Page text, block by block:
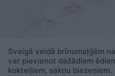
Svaigā veidā brīnumaļģēm
var pievienot dažādiem
kokteiļiem, sakņu biezeņiem.